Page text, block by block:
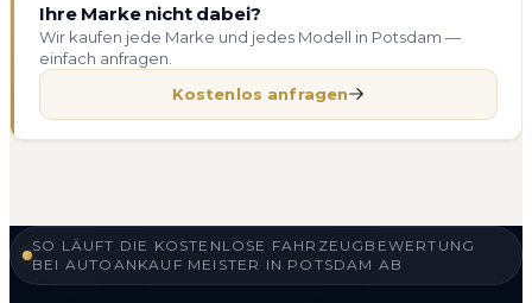
Ihre Marke nicht dabei?
Wir kaufen jede Marke und jedes Modell in Potsdam —
einfach anfragen.
Kostenlos anfragen
SO LÄUFT DIE KOSTENLOSE FAHRZEUGBEWERTUNG
BEI AUTOANKAUF MEISTER IN POTSDAM AB